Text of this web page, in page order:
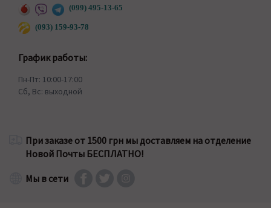
(099) 495-13-65
(093) 159-93-78
График работы:
Пн-Пт: 10:00-17:00
Сб, Вс: выходной
При заказе от 1500 грн мы доставляем на отделение
Новой Почты БЕСПЛАТНО!
Мы в сети